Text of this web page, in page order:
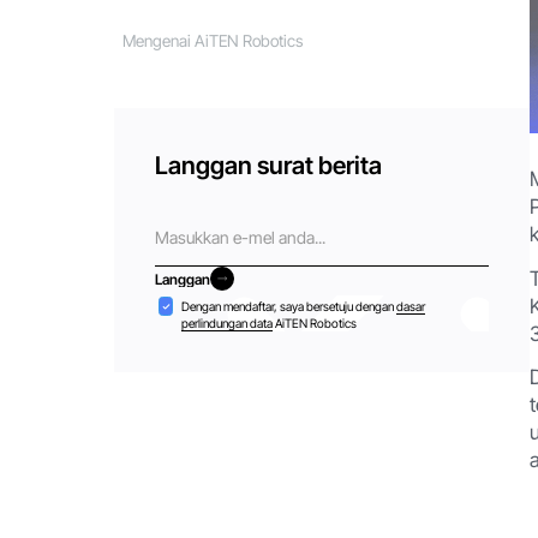
Mengenai AiTEN Robotics
Langgan surat berita
mel
Langgan
Langgan
Penerimaan
Dengan mendaftar, saya bersetuju dengandasar
perlindungan dataAiTEN Robotics